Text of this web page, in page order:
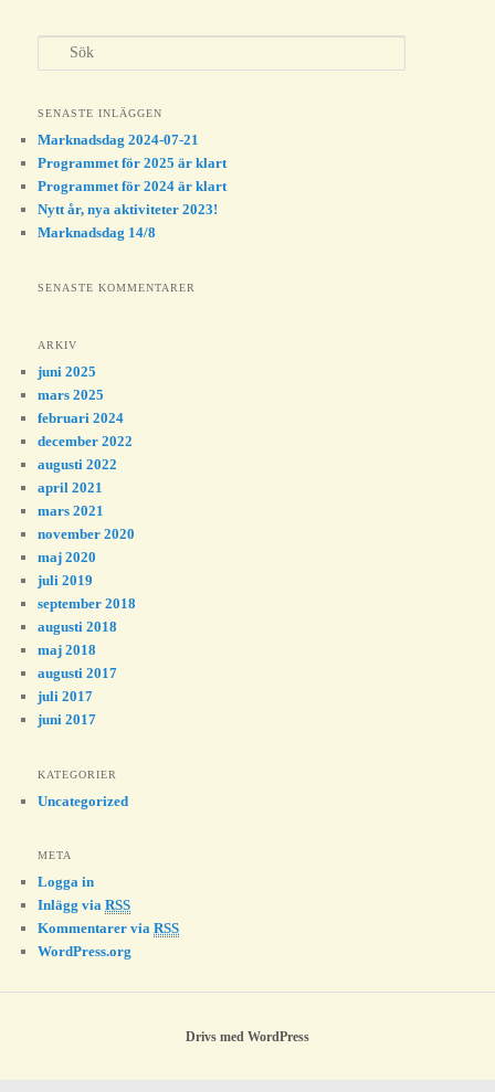
ö
SENASTE INLÄGGEN
Marknadsdag 2024-07-21
Programmet för 2025 är klart
Programmet för 2024 är klart
Nytt år, nya aktiviteter 2023!
Marknadsdag 14/8
SENASTE KOMMENTARER
ARKIV
juni 2025
mars 2025
februari 2024
december 2022
augusti 2022
april 2021
mars 2021
november 2020
maj 2020
juli 2019
september 2018
augusti 2018
maj 2018
augusti 2017
juli 2017
juni 2017
KATEGORIER
Uncategorized
META
Logga in
Inlägg viaRSS
Kommentarer viaRSS
WordPress.org
Drivs med WordPress